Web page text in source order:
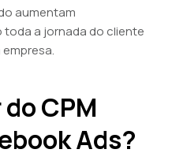
aumentam
a jornada do cliente
CPM
Ads?